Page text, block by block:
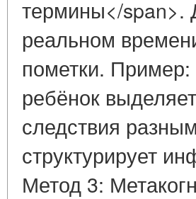
термины</span>.
реальном
пометки. Пример:
ребёнок
следствия
структурирует
Метод 3: